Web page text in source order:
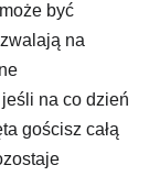
być
na
na co dzień
gościsz całą